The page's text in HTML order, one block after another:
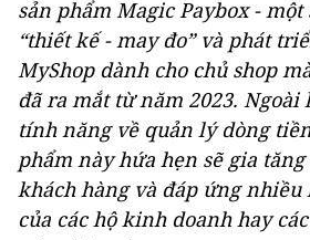
sản phẩm Magic Paybox -
“thiết kế - may đo” và phát
MyShop dành cho chủ shop
đã ra mắt từ năm 2023. Ngoài
tính năng về quản lý dòng
phẩm này hứa hẹn sẽ gia
khách hàng và đáp ứng
của các hộ kinh doanh hay